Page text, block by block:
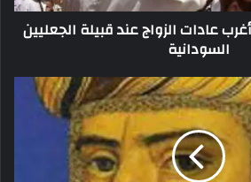
عادات الزواج عند قبيلة الجعليين
السودانية